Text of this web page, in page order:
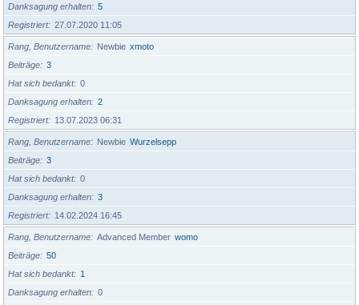
Danksagung erhalten
5
Registriert
27.07.2020 11:05
Rang, Benutzername Newbie xmoto
Beiträge
3
Hat sich bedankt
0
Danksagung erhalten
2
Registriert
13.07.2023 06:31
Rang, Benutzername Newbie Wurzelsepp
Beiträge
3
Hat sich bedankt
0
Danksagung erhalten
3
Registriert
14.02.2024 16:45
Rang, Benutzername Advanced Member womo
Beiträge
50
Hat sich bedankt
1
Danksagung erhalten
0